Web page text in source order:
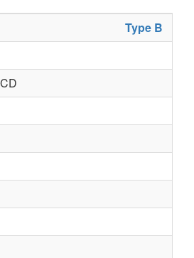
Type B